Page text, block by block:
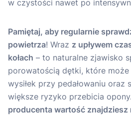
w czystości nawet po
Pamiętaj, aby regularnie
powietrza! Wraz z upływem
kołach – to naturalne zjawisko
porowatością dętki, które
wysiłek przy pedałowaniu oraz
większe ryzyko przebicia opony.
producenta wartość znajdziesz